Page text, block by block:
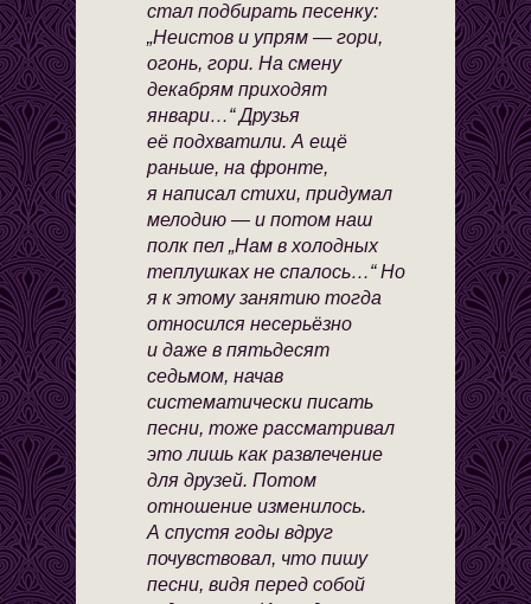
стал подбирать песенку:
„Неистов и упрям — гори,
огонь, гори. На смену
декабрям приходят
январи…“ Друзья
её подхватили. А ещё
раньше, на фронте,
я написал стихи, придумал
мелодию — и потом наш
полк пел „Нам в холодных
теплушках не спалось…“ Но
я к этому занятию тогда
относился несерьёзно
и даже в пятьдесят
седьмом, начав
систематически писать
песни, тоже рассматривал
это лишь как развлечение
для друзей. Потом
отношение изменилось.
А спустя годы вдруг
почувствовал, что пишу
песни, видя перед собой